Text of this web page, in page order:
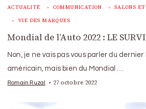
ACTUALITÉ COMMUNICATION SALONS
VIE DES MARQUES
Mondial de l’Auto 2022 : LE
Non, je ne vais pas vous parler du
américain, mais bien du Mondial …
Romain Ruzal 27 octobre 2022